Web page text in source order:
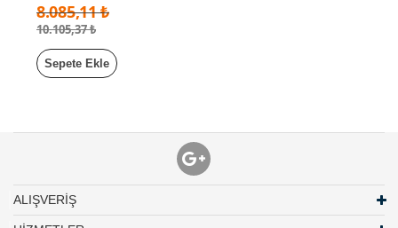
İşlemci Soğutucu
8.085,11 ₺
10.105,37 ₺
Sepete Ekle
ALIŞVERİŞ